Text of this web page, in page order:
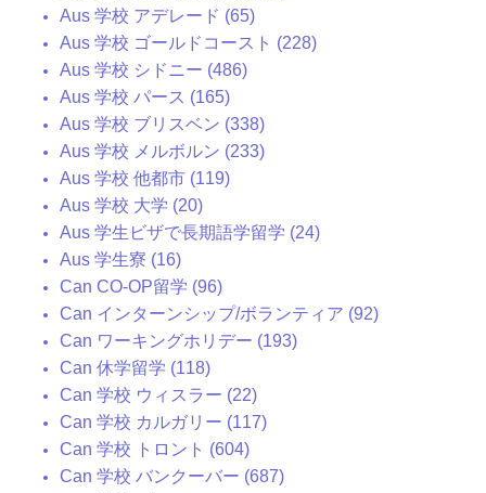
Aus 学校 アデレード (65)
Aus 学校 ゴールドコースト (228)
Aus 学校 シドニー (486)
Aus 学校 パース (165)
Aus 学校 ブリスベン (338)
Aus 学校 メルボルン (233)
Aus 学校 他都市 (119)
Aus 学校 大学 (20)
Aus 学生ビザで長期語学留学 (24)
Aus 学生寮 (16)
Can CO-OP留学 (96)
Can インターンシップ/ボランティア (92)
Can ワーキングホリデー (193)
Can 休学留学 (118)
Can 学校 ウィスラー (22)
Can 学校 カルガリー (117)
Can 学校 トロント (604)
Can 学校 バンクーバー (687)